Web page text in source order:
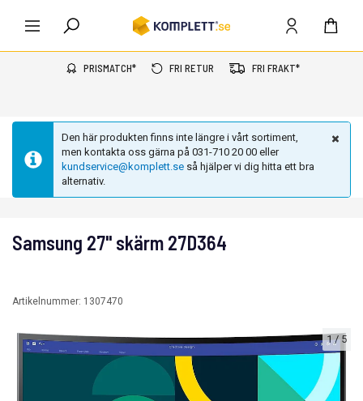
PRISMATCH* FRI RETUR FRI FRAKT*
Den här produkten finns inte längre i vårt sortiment,
men kontakta oss gärna på 031-710 20 00 eller
kundservice@komplett.se så hjälper vi dig hitta ett bra
alternativ.
1/5
Samsung 27" skärm 27D364
Artikelnummer: 1307470